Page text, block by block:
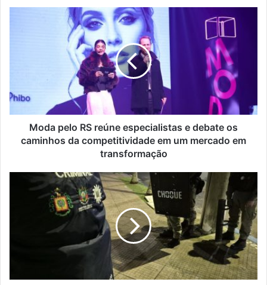
Moda pelo RS reúne especialistas e debate os
caminhos da competitividade em um mercado em
transformação